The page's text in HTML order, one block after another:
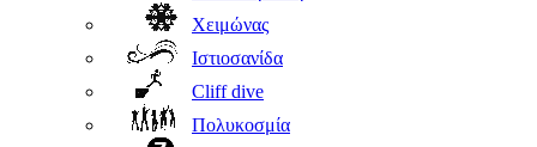
Χειμώνας
Ιστιοσανίδα
Cliff dive
Πολυκοσμία